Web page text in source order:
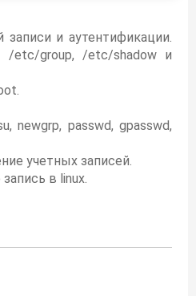
записи и аутентификации.
etc/group, /etc/shadow и
newgrp, passwd, gpasswd,
учетных записей.
в linux.